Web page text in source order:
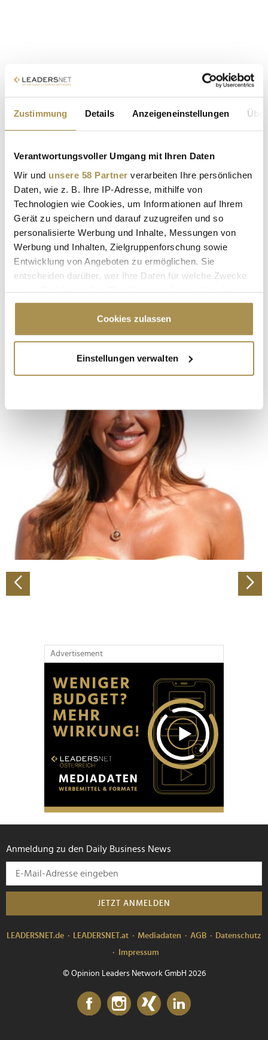
Zustimmung Details Anzeigeneinstellungen
Verantwortungsvoller Umgang mit Ihren Daten
Wir und unsere 58 Partner verarbeiten Ihre persönlichen
Daten, wie z. B. Ihre IP-Adresse, mithilfe von
Technologien wie Cookies, um Informationen auf Ihrem
Gerät zu speichern und darauf zuzugreifen und so
personalisierte Werbung und Inhalte, Messungen von
Werbung und Inhalten, Zielgruppenforschung sowie
Entwicklung von Angeboten zu ermöglichen. Sie
entscheiden darüber, wer Ihre Daten für welche Zwecke
Cookie-Erklärung oder durch Klicken auf das Privacy
Trigger Symbol ändern oder widerrufen
Informationen über Ihre geografische Lage
erfassen, welche bis auf einige Meter genau sein
bestimmten Merkmalen (Fingerprinting) identifizieren
Erfahren Sie mehr darüber, wie Ihre persönlichen Daten
verarbeitet werden, und legen Sie Ihre Präferenzen im
Abschnitt Einzelheiten
fest.
Wir verwenden Cookies, um Inhalte und Anzeigen zu
personalisieren, Funktionen für soziale Medien anbieten
zu können und die Zugriffe auf unsere Website zu
analysieren. Außerdem geben wir Informationen zu Ihrer
Verwendung unserer Website an unsere Partner für
Partner führen diese Informationen möglicherweise mit
weiteren Daten zusammen, die Sie ihnen bereitgestellt
Cookies zulassen
Einstellungen verwalten
Advertisement
Anmeldung zu den Daily Business News
JETZT ANMELDEN
LEADERSNET.de LEADERSNET.at Mediadaten AGB
Datenschutz
Impressum
© Opinion Leaders Network GmbH 2026